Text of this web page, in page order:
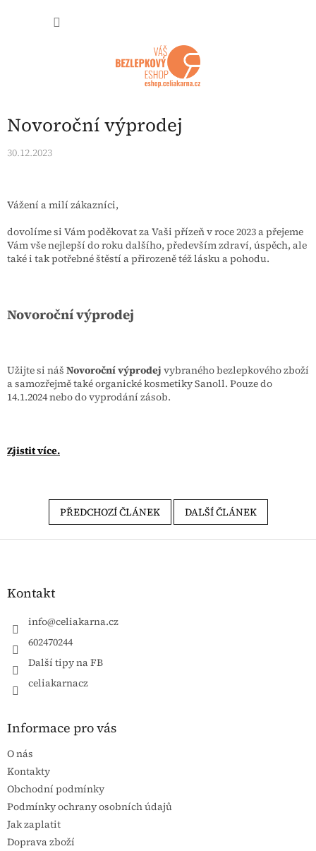
Novoroční výprodej
30.12.2023
Vážení a milí zákazníci,
dovolíme si Vám poděkovat za Vaši přízeň v roce 2023 a přejeme
Vám vše nejlepší do roku dalšího, především zdraví, úspěch, ale
také i tak potřebné štěstí a přirozeně též lásku a pohodu.
Novoroční výprodej
Užijte si náš Novoroční výprodej vybraného bezlepkového zboží
a samozřejmě také organické kosmetiky Sanoll. Pouze do
14.1.2024 nebo do vyprodání zásob.
Zjistit více.
PŘEDCHOZÍ ČLÁNEK DALŠÍ ČLÁNEK
Zápatí
Kontakt
info@celiakarna.cz
602470244
Další tipy na FB
celiakarnacz
Informace pro vás
O nás
Kontakty
Obchodní podmínky
Podmínky ochrany osobních údajů
Jak zaplatit
Doprava zboží